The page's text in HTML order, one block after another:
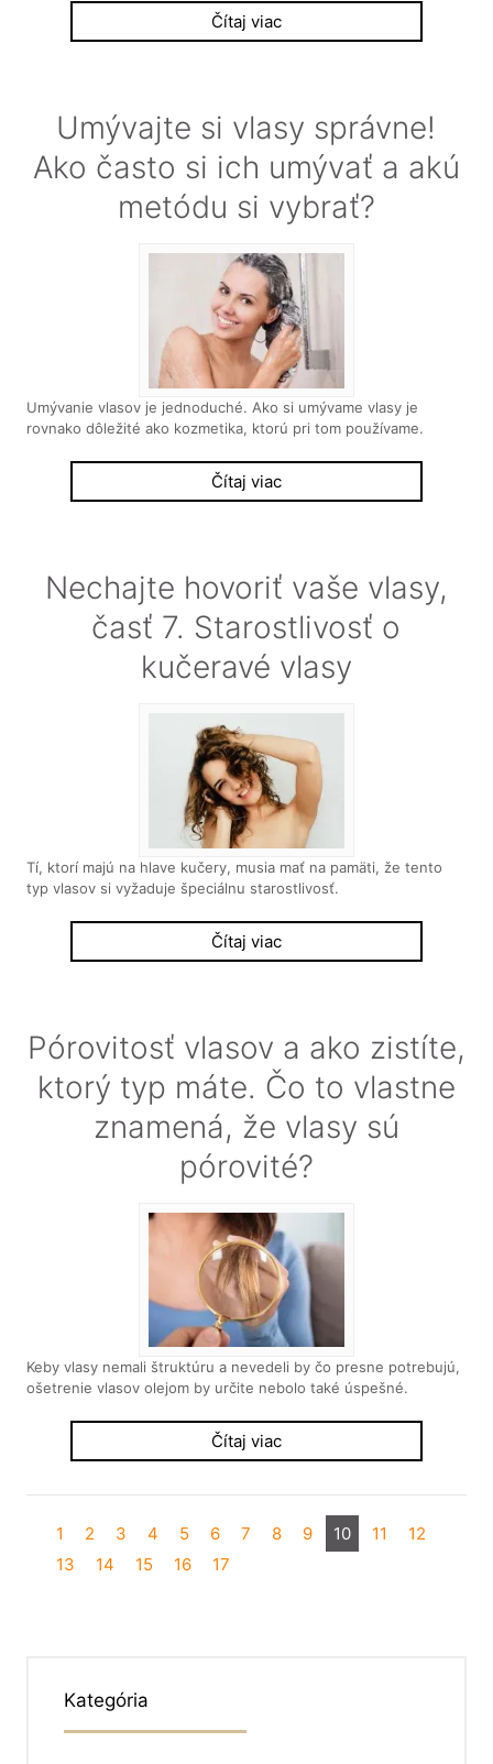
Čítaj viac
Umývajte si vlasy správne!
Ako často si ich umývať a akú
metódu si vybrať?
Umývanie vlasov je jednoduché. Ako si umývame vlasy je
rovnako dôležité ako kozmetika, ktorú pri tom používame.
Čítaj viac
Nechajte hovoriť vaše vlasy,
časť 7. Starostlivosť o
kučeravé vlasy
Tí, ktorí majú na hlave kučery, musia mať na pamäti, že tento
typ vlasov si vyžaduje špeciálnu starostlivosť.
Čítaj viac
Pórovitosť vlasov a ako zistíte,
ktorý typ máte. Čo to vlastne
znamená, že vlasy sú
pórovité?
Keby vlasy nemali štruktúru a nevedeli by čo presne potrebujú,
ošetrenie vlasov olejom by určite nebolo také úspešné.
Čítaj viac
1 2 3 4 5 6 7 8 9 10 11
12
13
14 15 16 17
Kategória